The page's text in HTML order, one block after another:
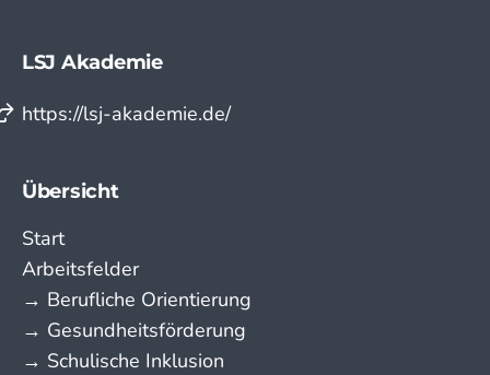
LSJ Akademie
https://lsj-akademie.de/
Übersicht
Start
Arbeitsfelder
→ Berufliche Orientierung
→ Gesundheitsförderung
→ Schulische Inklusion